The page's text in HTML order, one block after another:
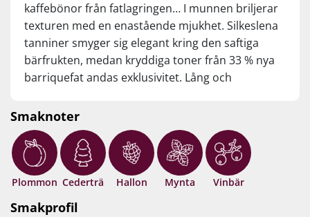
kaffebönor från fatlagringen… I munnen briljerar
texturen med en enastående mjukhet. Silkeslena
tanniner smyger sig elegant kring den saftiga
bärfrukten, medan kryddiga toner från 33 % nya
barriquefat andas exklusivitet. Lång och
grannvinerna från Pauillac och Saint-Estèphe.
Rent ut sagt… vi är verkligen inte så långt från
Grand Cru Classé som specialpriset kanske
antyder! Drick nu, eller lagra 15+ år från
skördeåret.
Smaknoter
Plommon Cederträ Hallon Mynta Vinbär
Smakprofil